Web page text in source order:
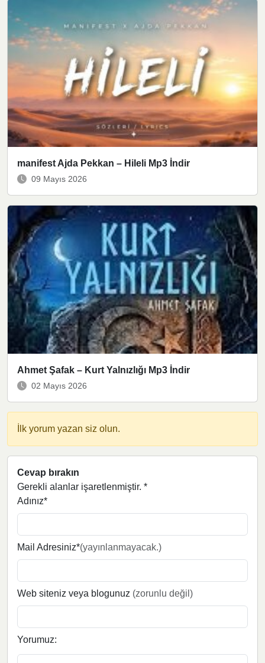
manifest Ajda Pekkan – Hileli Mp3 İndir
09 Mayıs 2026
Ahmet Şafak – Kurt Yalnızlığı Mp3 İndir
02 Mayıs 2026
İlk yorum yazan siz olun.
Cevap bırakın
Gerekli alanlar işaretlenmiştir. *
Adınız*
Mail Adresiniz*(yayınlanmayacak.)
Web siteniz veya blogunuz (zorunlu değil)
Yorumuz: